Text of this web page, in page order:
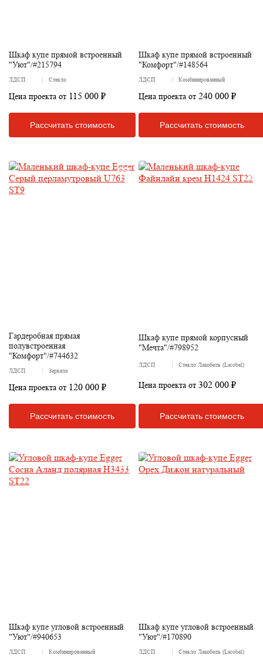
Шкаф купе прямой встроенный
"Уют"/#215794
ЛДСП Стекло
Цена проекта от 115 000 ₽
Рассчитать стоимость
Шкаф купе прямой встроенный
"Комфорт"/#148564
ЛДСП Комбинированный
Цена проекта от 240 000 ₽
Рассчитать стоимость
Гардеробная прямая
полувстроенная
"Комфорт"/#744632
ЛДСП Зеркала
Цена проекта от 120 000 ₽
Рассчитать стоимость
Шкаф купе прямой корпусный
"Мечта"/#798952
ЛДСП Стекло Лакобель (Lacobel)
Цена проекта от 302 000 ₽
Рассчитать стоимость
Шкаф купе угловой встроенный
"Уют"/#940653
ЛДСП Комбинированный
Шкаф купе угловой встроенный
"Уют"/#170890
ЛДСП Стекло Лакобель (Lacobel)